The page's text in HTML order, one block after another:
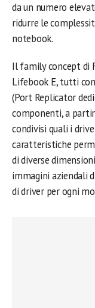
da un numero
ridurre le
notebook.
Il family concept di
Lifebook E, tutti
(Port Replicator
componenti, a
condivisi quali i
caratteristiche
di diverse
immagini aziendali
di driver per ogni